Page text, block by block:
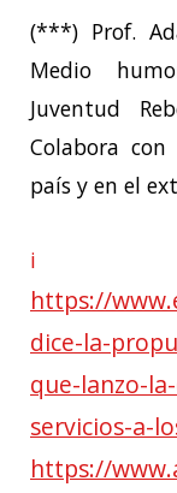
(***) Prof.
Medio
Juventud
Colabora
país y en el
i
https://
dice-la-
que-lanzo-
servicios-a-
https://